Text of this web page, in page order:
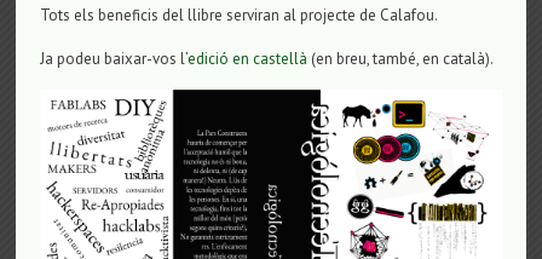
Tots els beneficis del llibre serviran al projecte de Calafou.
Ja podeu baixar-vos l’edició en castellà (en breu, també, en català).